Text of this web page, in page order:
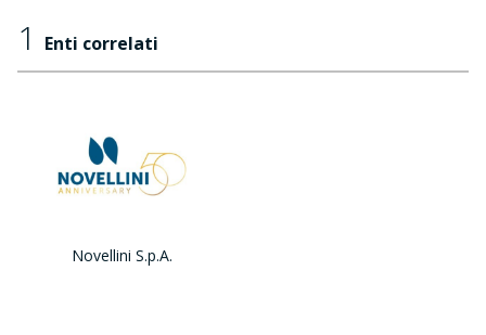
1 Enti correlati
Novellini S.p.A.